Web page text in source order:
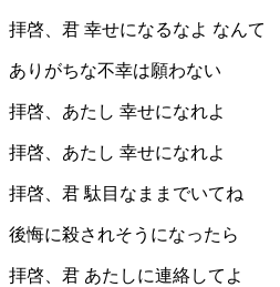
拝啓、君 幸せになるなよ なんて
ありがちな不幸は願わない
拝啓、あたし 幸せになれよ
拝啓、あたし 幸せになれよ
拝啓、君 駄目なままでいてね
後悔に殺されそうになったら
拝啓、君 あたしに連絡してよ